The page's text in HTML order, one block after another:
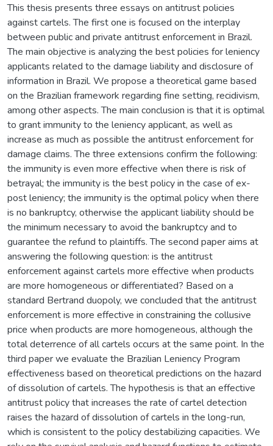
This thesis presents three essays on antitrust policies
against cartels. The first one is focused on the interplay
between public and private antitrust enforcement in Brazil.
The main objective is analyzing the best policies for leniency
applicants related to the damage liability and disclosure of
information in Brazil. We propose a theoretical game based
on the Brazilian framework regarding fine setting, recidivism,
among other aspects. The main conclusion is that it is optimal
to grant immunity to the leniency applicant, as well as
increase as much as possible the antitrust enforcement for
damage claims. The three extensions confirm the following:
the immunity is even more effective when there is risk of
betrayal; the immunity is the best policy in the case of ex-
post leniency; the immunity is the optimal policy when there
is no bankruptcy, otherwise the applicant liability should be
the minimum necessary to avoid the bankruptcy and to
guarantee the refund to plaintiffs. The second paper aims at
answering the following question: is the antitrust
enforcement against cartels more effective when products
are more homogeneous or differentiated? Based on a
standard Bertrand duopoly, we concluded that the antitrust
enforcement is more effective in constraining the collusive
price when products are more homogeneous, although the
total deterrence of all cartels occurs at the same point. In the
third paper we evaluate the Brazilian Leniency Program
effectiveness based on theoretical predictions on the hazard
of dissolution of cartels. The hypothesis is that an effective
antitrust policy that increases the rate of cartel detection
raises the hazard of dissolution of cartels in the long-run,
which is consistent to the policy destabilizing capacities. We